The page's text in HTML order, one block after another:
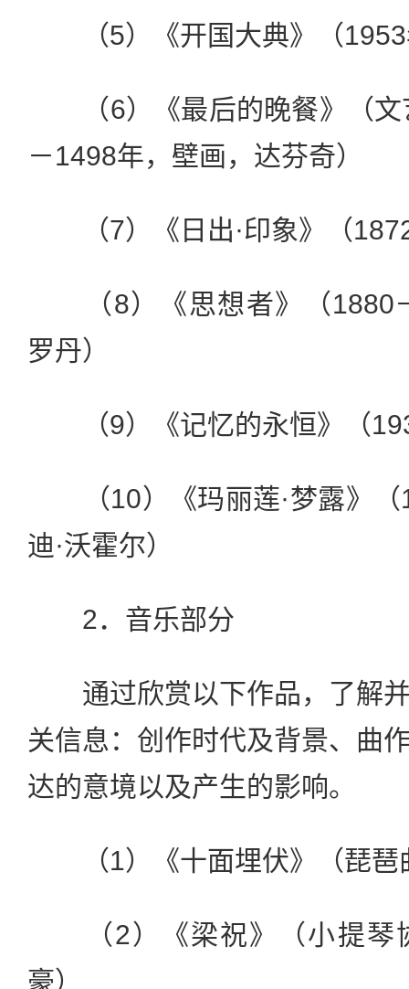
（5）《开国大典》（1953
（6）《最后的晚餐》（文
－1498年，壁画，达芬奇）
（7）《日出·印象》（
（8）《思想者》（1880
罗丹）
（9）《记忆的永恒》（
（10）《玛丽莲·梦露》（
迪·沃霍尔）
2．音乐部分
通过欣赏以下作品，了解并
关信息：创作时代及背景、曲
达的意境以及产生的影响。
（1）《十面埋伏》（琵琶
（2）《梁祝》（小提琴
豪）